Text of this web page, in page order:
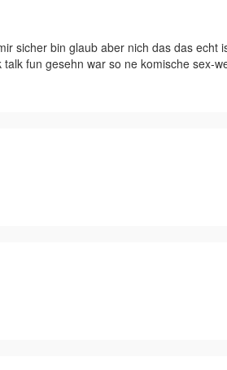
sicher bin glaub aber nich das das echt
fun gesehn war so ne komische sex-